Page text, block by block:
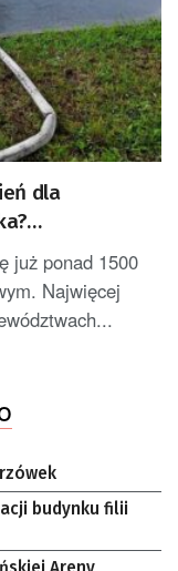
dla
już ponad 1500
Najwięcej
budynku filii